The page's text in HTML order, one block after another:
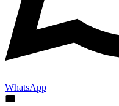
WhatsApp